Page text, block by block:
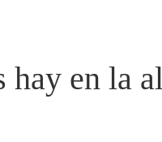
hay en la